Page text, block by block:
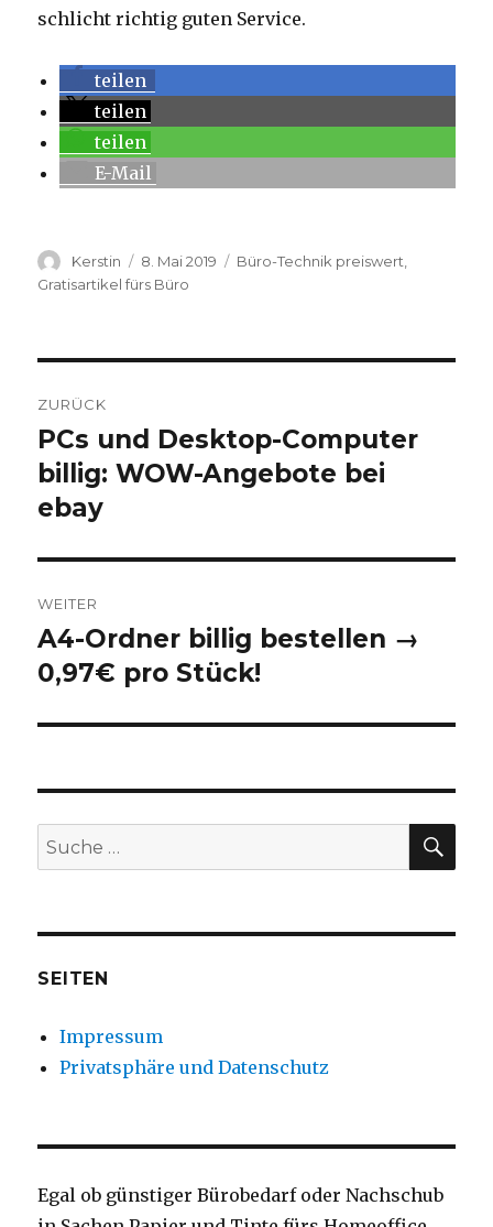
schlicht richtig guten Service.
teilen
teilen
teilen
E-Mail
Autor
Kerstin
Veröffentlicht
am
8. Mai 2019 Kategorien
Büro-Technik preiswert
Gratisartikel fürs Büro
ZURÜCK
Vorheriger
Beitrag:
PCs und Desktop-Computer
billig: WOW-Angebote bei
ebay
WEITER
Nächster
Beitrag:
A4-Ordner billig bestellen →
0,97€ pro Stück!
Suche
nach:
SEITEN
Impressum
Privatsphäre und Datenschutz
Egal ob günstiger Bürobedarf oder Nachschub